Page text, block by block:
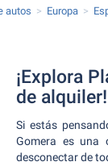
autos Europa
¡Explora
de alquiler!
Si estás
Gomera es una
desconectar de